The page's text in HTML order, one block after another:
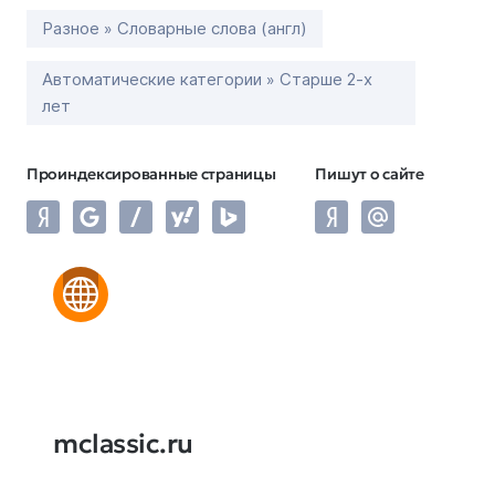
Разное » Словарные слова (англ)
Автоматические категории » Старше 2-х
лет
Проиндексированные страницы Пишут о сайте
mclassic.ru